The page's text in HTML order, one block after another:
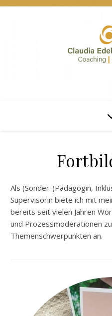
Als (Sonder-)Pädagogin,
Supervisorin biete ich mit
bereits seit vielen Jahren
und Prozessmoderationen
Themenschwerpunkten an.